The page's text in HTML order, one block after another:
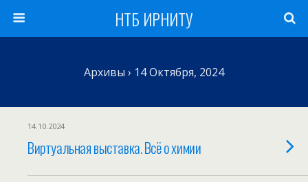
НТБ ИРНИТУ
Архивы › 14 Октября, 2024
14.10.2024
Виртуальная выставка. Всё о химии